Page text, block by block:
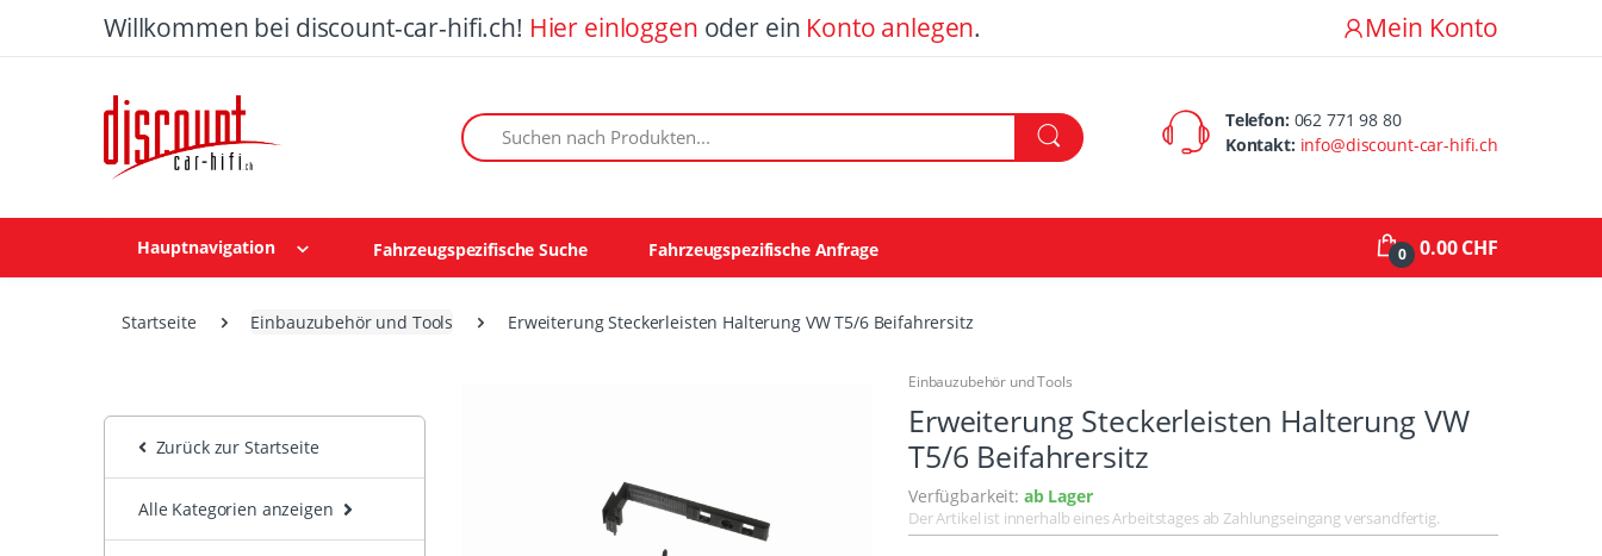
Willkommen bei discount-car-hifi.ch! Hier einloggen oder ein Konto anlegen. Mein Konto
Suchen nach Produkten: Telefon: 062 771 98 80
Kontakt: info@discount-car-hifi.ch
Hauptnavigation Fahrzeugspezifische Suche Fahrzeugspezifische Anfrage 0 0.00 CHF
Startseite Einbauzubehör und Tools Erweiterung Steckerleisten Halterung VW T5/6 Beifahrersitz
Zurück zur Startseite
Alle Kategorien anzeigen
Einbauzubehör und Tools
Erweiterung Steckerleisten Halterung VW
T5/6 Beifahrersitz
Verfügbarkeit: ab Lager
Der Artikel ist innerhalb eines Arbeitstages ab Zahlungseingang versandfertig.